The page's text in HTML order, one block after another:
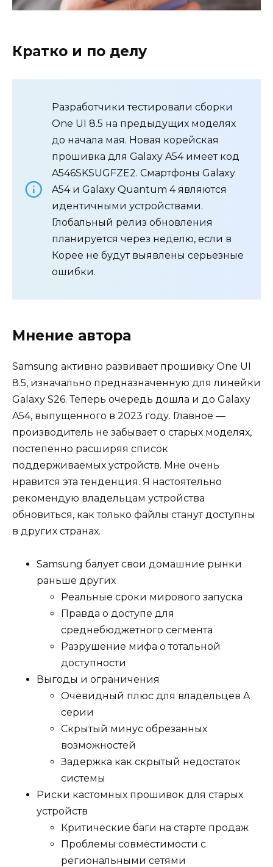
Кратко и по делу
Разработчики тестировали сборки
One UI 8.5 на предыдущих моделях
до начала мая. Новая корейская
прошивка для Galaxy A54 имеет код
A546SKSUGFZE2. Смартфоны Galaxy
A54 и Galaxy Quantum 4 являются
идентичными устройствами.
Глобальный релиз обновления
планируется через неделю, если в
Корее не будут выявлены серьезные
ошибки.
Мнение автора
Samsung активно развивает прошивку One UI
8.5, изначально предназначенную для линейки
Galaxy S26. Теперь очередь дошла и до Galaxy
A54, выпущенного в 2023 году. Главное —
производитель не забывает о старых моделях,
постепенно расширяя список
поддерживаемых устройств. Мне очень
нравится эта тенденция. Я настоятельно
рекомендую владельцам устройства
обновиться, как только файлы станут доступны
в других странах.
Samsung балует свои домашние рынки
раньше других
Реальные сроки мирового запуска
Правда о доступе для
среднебюджетного сегмента
Разрушение мифа о тотальной
доступности
Выгоды и ограничения
Очевидный плюс для владельцев A
серии
Скрытый минус обрезанных
возможностей
Задержка как скрытый недостаток
системы
Риски кастомных прошивок для старых
устройств
Критические баги на старте продаж
Проблемы совместимости с
региональными сетями